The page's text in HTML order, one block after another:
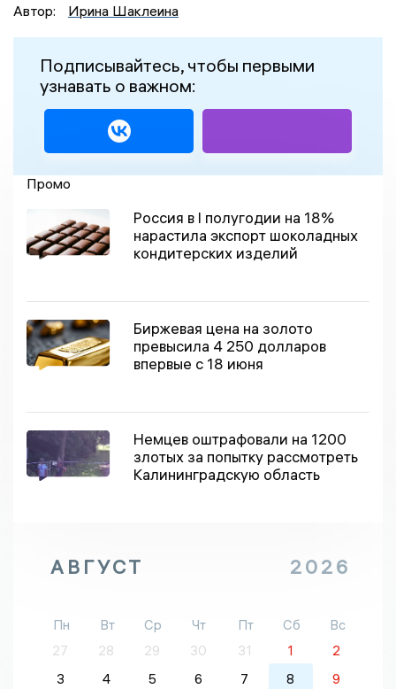
Автор:
Ирина Шаклеина
Подписывайтесь, чтобы первыми
узнавать о важном:
Промо
Россия в I полугодии на 18%
нарастила экспорт шоколадных
кондитерских изделий
Биржевая цена на золото
превысила 4 250 долларов
впервые с 18 июня
Немцев оштрафовали на 1200
злотых за попытку рассмотреть
Калининградскую область
АВГУСТ 2026
Пн Вт Ср Чт Пт Сб
Вс
27
28 29 30 31 1
2
3
4 5 6 7 8
9